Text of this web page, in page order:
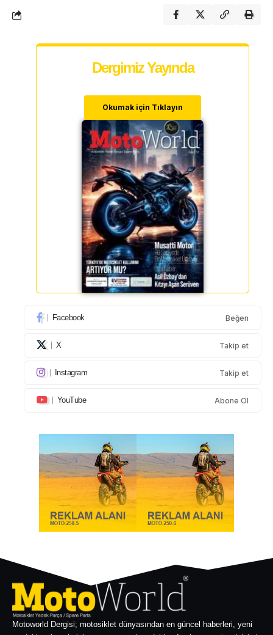
Dergimiz Yayında
Okumak için Tıklayın
Facebook Beğen
X Takip et
Instagram Takip et
YouTube Abone Ol
Motoworld Dergisi; motosiklet dünyasından en güncel haberleri, yeni